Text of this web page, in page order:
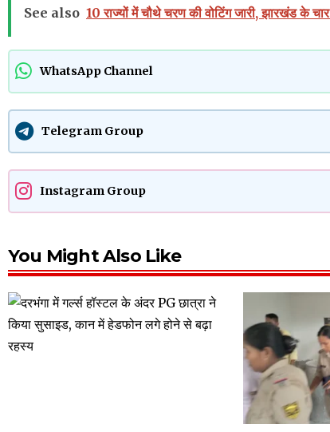
See also 10 राज्यों में चौथे चरण की वोटिंग जारी, झारखंड के
WhatsApp Channel
Telegram Group
Instagram Group
You Might Also Like